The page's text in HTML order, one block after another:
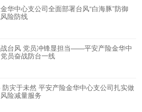
华中心支公司全面部署台风“白海豚”防御
险防线
台风 党员冲锋显担当——平安产险金华中
员奋战防台一线
防灾于未然 平安产险金华中心支公司扎实做
险减量服务